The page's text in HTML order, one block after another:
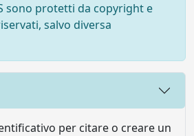
sono protetti da copyright e
salvo diversa
per citare o creare un